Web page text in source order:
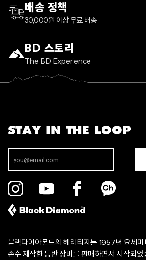
배송 정책
30,000원 이상 무료 배송
BD 스토리
The BD Experience
STAY IN THE LOOP
블랙다이아몬드의 헤리티지는 1957년 요세미
손수 제작한 등반 장비를 판매하면서 시작되었